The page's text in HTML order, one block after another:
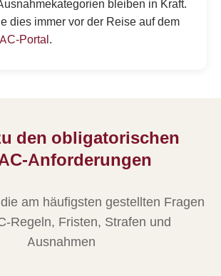
bleiben in Kraft.
dies immer vor der Reise auf dem
Portal.
den obligatorischen
Anforderungen
am häufigsten gestellten Fragen
Regeln, Fristen, Strafen und
Ausnahmen